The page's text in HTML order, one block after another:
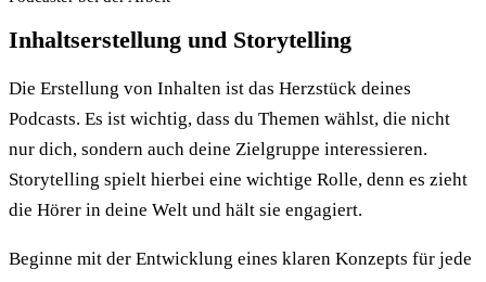
Inhaltserstellung und Storytelling
Die Erstellung von Inhalten ist das Herzstück deines
Podcasts. Es ist wichtig, dass du Themen wählst, die nicht
nur dich, sondern auch deine Zielgruppe interessieren.
Storytelling spielt hierbei eine wichtige Rolle, denn es zieht
die Hörer in deine Welt und hält sie engagiert.
Beginne mit der Entwicklung eines klaren Konzepts für jede